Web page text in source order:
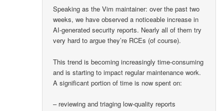
Speaking as the Vim maintainer: over the past two
weeks, we have observed a noticeable increase in
AI-generated security reports. Nearly all of them try
very hard to argue they’re RCEs (of course).
This trend is becoming increasingly time-consuming
and is starting to impact regular maintenance work.
A significant portion of time is now spent on:
– reviewing and triaging low-quality reports